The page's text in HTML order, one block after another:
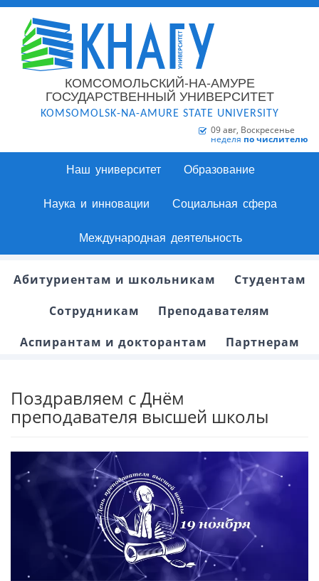
КОМСОМОЛЬСКИЙ-НА-АМУРЕ
ГОСУДАРСТВЕННЫЙ УНИВЕРСИТЕТ
KOMSOMOLSK-NA-AMURE STATE UNIVERSITY
09 авг, Воскресенье
неделя по числителю
Наш университет Образование
Наука и инновации Социальная сфера
Международная деятельность
Абитуриентам и школьникам
Студентам
Сотрудникам
Преподавателям
Аспирантам и докторантам
Партнерам
Поздравляем с Днём
преподавателя высшей школы